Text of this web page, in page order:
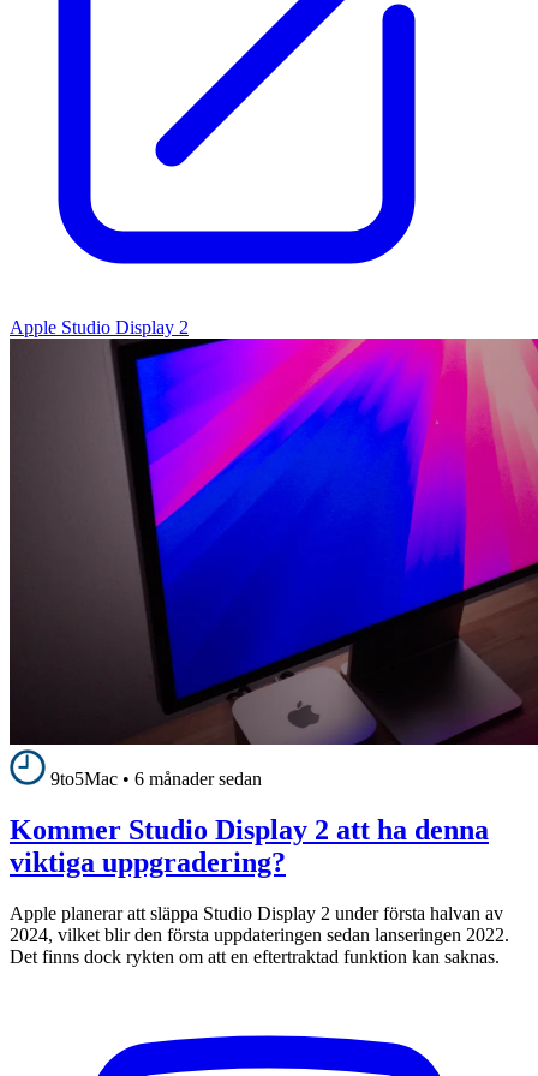
Apple Studio Display 2
9to5Mac • 6 månader sedan
Kommer Studio Display 2 att ha denna
viktiga uppgradering?
Apple planerar att släppa Studio Display 2 under första halvan av
2024, vilket blir den första uppdateringen sedan lanseringen 2022.
Det finns dock rykten om att en eftertraktad funktion kan saknas.